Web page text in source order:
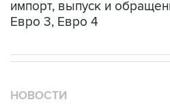
импорт, выпуск и
Евро 3, Евро 4
НОВОСТИ